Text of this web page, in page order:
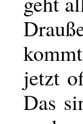
jetzt
Das